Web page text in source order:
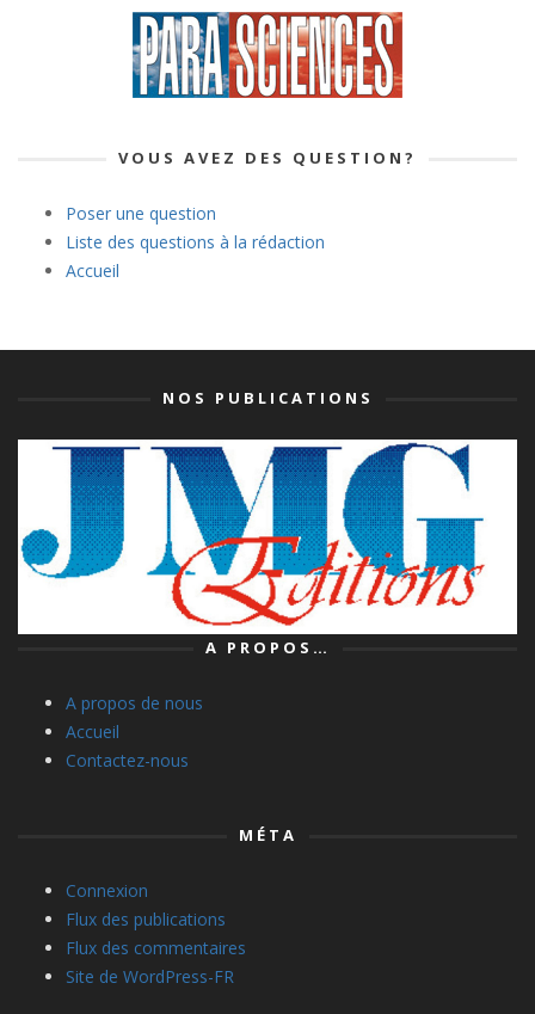
VOUS AVEZ DES QUESTION?
Poser une question
Liste des questions à la rédaction
Accueil
NOS PUBLICATIONS
A PROPOS…
A propos de nous
Accueil
Contactez-nous
MÉTA
Connexion
Flux des publications
Flux des commentaires
Site de WordPress-FR